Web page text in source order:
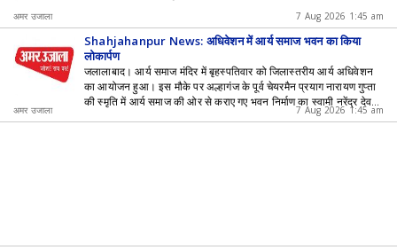
अमर उजाला 7 Aug 2026 1:45 am
Shahjahanpur News: अधिवेशन में आर्य समाज भवन का किया
लोकार्पण
जलालाबाद। आर्य समाज मंदिर में बृहस्पतिवार को जिलास्तरीय आर्य अधिवेशन
का आयोजन हुआ। इस मौके पर अल्हागंज के पूर्व चेयरमैन प्रयाग नारायण गुप्ता
की स्मृति में आर्य समाज की ओर से कराए गए भवन निर्माण का स्वामी नरेंद्र देव
अमर उजाला 7 Aug 2026 1:45 am